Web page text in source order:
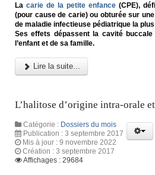
La carie de la petite enfance(CPE),
(pour cause de carie) ou obturée sur
de maladie infectieuse pédiatrique la
Ses effets dépassent la cavité
l’enfant et de sa famille.
Lire la suite...
L’halitose d’origine intra-orale
Catégorie : Dossiers du mois
Publication : 3 septembre 2017
Mis à jour : 9 novembre 2022
Création : 3 septembre 2017
Affichages : 29684